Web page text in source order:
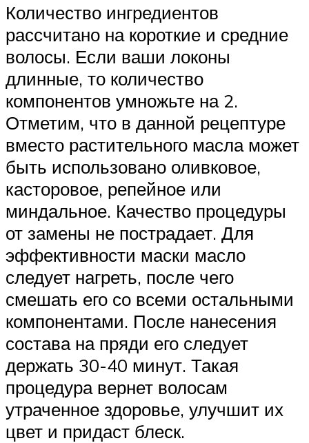
Количество ингредиентов
рассчитано на короткие и средние
волосы. Если ваши локоны
длинные, то количество
компонентов умножьте на 2.
Отметим, что в данной рецептуре
вместо растительного масла может
быть использовано оливковое,
касторовое, репейное или
миндальное. Качество процедуры
от замены не пострадает. Для
эффективности маски масло
следует нагреть, после чего
смешать его со всеми остальными
компонентами. После нанесения
состава на пряди его следует
держать 30-40 минут. Такая
процедура вернет волосам
утраченное здоровье, улучшит их
цвет и придаст блеск.